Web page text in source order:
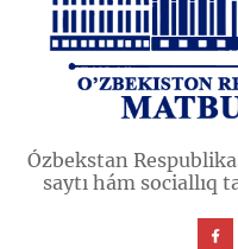
Ózbekstan
saytı hám sociallıq